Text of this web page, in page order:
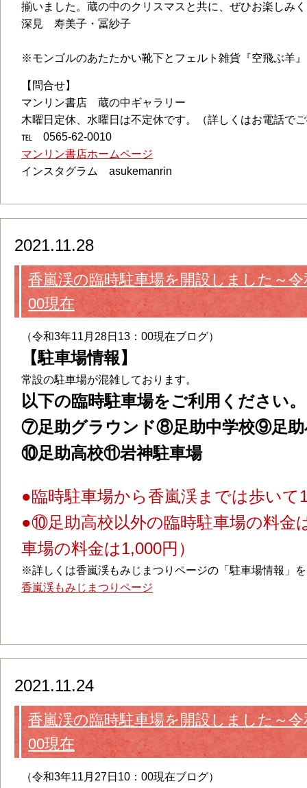
揃いました。蔵の中のクリスマスと共に、ぜひお楽しみ
深見 寿美子・冨紗子
※モンゴルのあたたかい靴下とフェルト雑貨『空飛ぶ羊
【問合せ】
マンリン書店 蔵の中ギャラリー
木曜日定休、水曜日は不定休です。（詳しくはお電話
℡ 0565-62-0010
マンリン書店ホームページ
インスタグラム asukemanrin
2021.11.28
香嵐渓の臨時駐車場を開設しました～
00現在
（令和3年11月28日13：00現在ブログ）
【駐車場情報】
常設の駐車場が混雑しております。
以下の臨時駐車場をご利用ください。
⑦足助グラウンド⑧足助中学校⑨足助
⑩足助高校⑪岩神駐車場
●臨時駐車場から香嵐渓までは歩い
●⑩足助高校以外の臨時駐車場の料金
車場の料金は1,000円）
※詳しくは香嵐渓もみじまつりページの「駐車場情報」
香嵐渓もみじまつりページ
2021.11.24
香嵐渓の臨時駐車場を開設しました～
00現在
（令和3年11月27日10：00現在ブログ）